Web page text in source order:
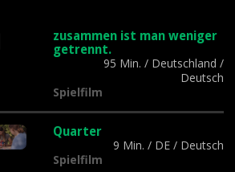
zusammen ist man weniger
getrennt.
95 Min. / Deutschland /
Deutsch
Spielfilm
Quarter
9 Min. / DE / Deutsch
Spielfilm